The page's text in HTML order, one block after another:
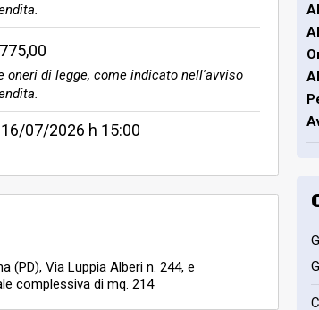
oneri di legge, come indicato nell'avviso
16/07/2026 h 15:00
Via Luppia Alberi n. 244, e
complessiva di mq. 214